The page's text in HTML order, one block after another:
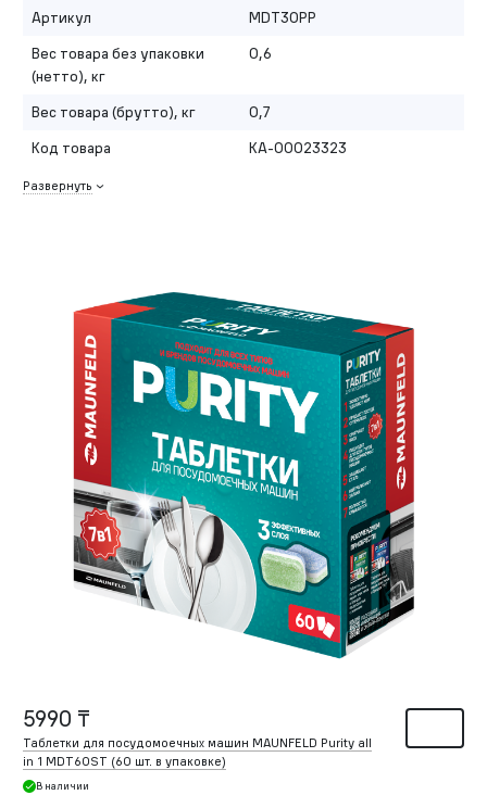
Артикул
MDT30PP
Вес товара без упаковки
(нетто), кг
0,6
Вес товара (брутто), кг
0,7
Код товара
КА-00023323
Развернуть
5990 ₸
Таблетки для посудомоечных машин MAUNFELD Purity all
in 1 MDT60ST (60 шт. в упаковке)
В наличии